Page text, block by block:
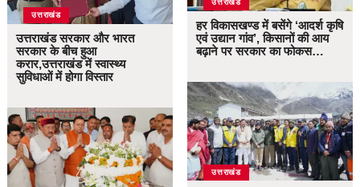
उत्तराखंड
उत्तराखंड सरकार और भारत
सरकार के बीच हुआ
करार,उत्तराखंड में स्वास्थ्य
सुविधाओं में होगा विस्तार
उत्तराखंड
हर विकासखण्ड में बसेंगे ‘आदर्श कृषि
एवं उद्यान गांव’, किसानों की आय
बढ़ाने पर सरकार का फोकस…
उत्तराखंड